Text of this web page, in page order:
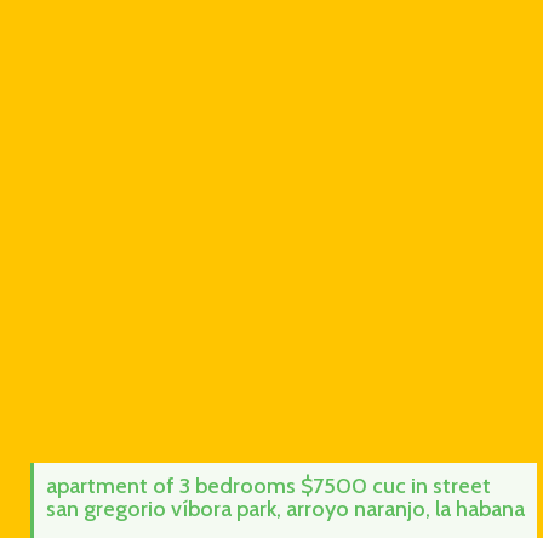
apartment of 3 bedrooms $7500 cuc in street
san gregorio víbora park, arroyo naranjo, la habana